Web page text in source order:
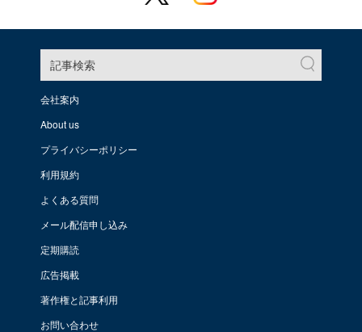
記事検索
会社案内
About us
プライバシーポリシー
利用規約
よくある質問
メール配信申し込み
定期購読
広告掲載
著作権と記事利用
お問い合わせ